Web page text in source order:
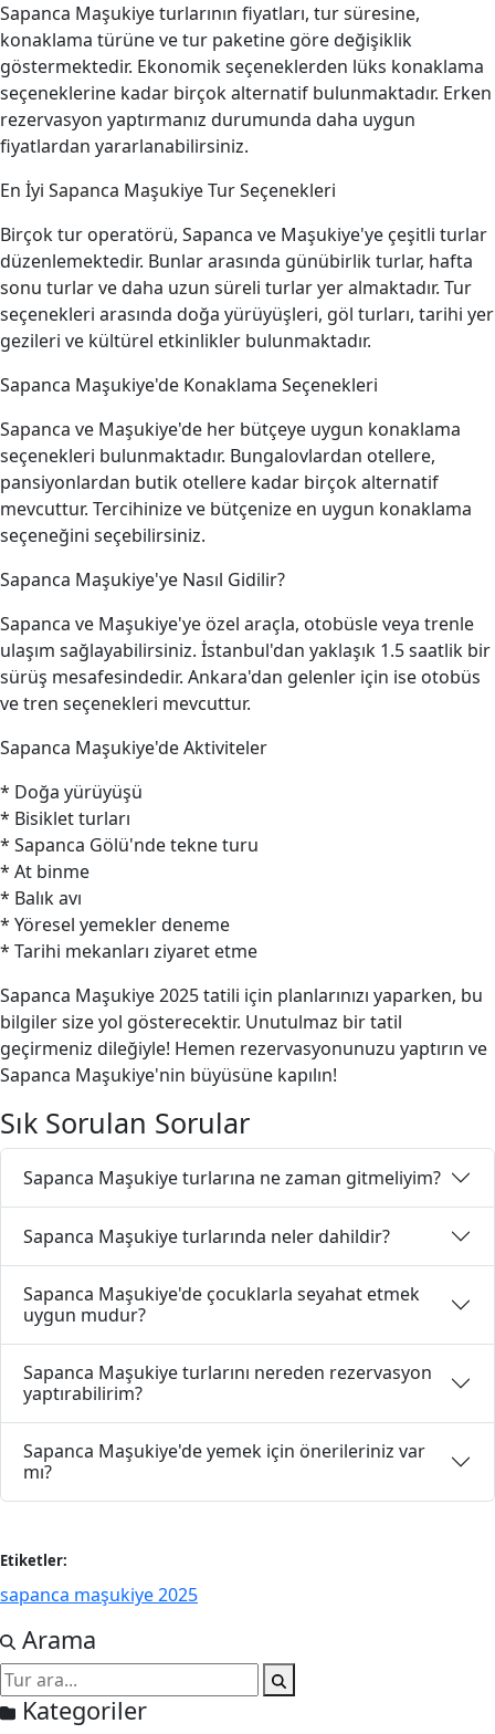
Sapanca Maşukiye turlarının fiyatları, tur süresine,
konaklama türüne ve tur paketine göre değişiklik
göstermektedir. Ekonomik seçeneklerden lüks konaklama
seçeneklerine kadar birçok alternatif bulunmaktadır. Erken
rezervasyon yaptırmanız durumunda daha uygun
fiyatlardan yararlanabilirsiniz.
En İyi Sapanca Maşukiye Tur Seçenekleri
Birçok tur operatörü, Sapanca ve Maşukiye'ye çeşitli turlar
düzenlemektedir. Bunlar arasında günübirlik turlar, hafta
sonu turlar ve daha uzun süreli turlar yer almaktadır. Tur
seçenekleri arasında doğa yürüyüşleri, göl turları, tarihi yer
gezileri ve kültürel etkinlikler bulunmaktadır.
Sapanca Maşukiye'de Konaklama Seçenekleri
Sapanca ve Maşukiye'de her bütçeye uygun konaklama
seçenekleri bulunmaktadır. Bungalovlardan otellere,
pansiyonlardan butik otellere kadar birçok alternatif
mevcuttur. Tercihinize ve bütçenize en uygun konaklama
seçeneğini seçebilirsiniz.
Sapanca Maşukiye'ye Nasıl Gidilir?
Sapanca ve Maşukiye'ye özel araçla, otobüsle veya trenle
ulaşım sağlayabilirsiniz. İstanbul'dan yaklaşık 1.5 saatlik bir
sürüş mesafesindedir. Ankara'dan gelenler için ise otobüs
ve tren seçenekleri mevcuttur.
Sapanca Maşukiye'de Aktiviteler
* Doğa yürüyüşü
* Bisiklet turları
* Sapanca Gölü'nde tekne turu
* At binme
* Balık avı
* Yöresel yemekler deneme
* Tarihi mekanları ziyaret etme
Sapanca Maşukiye 2025 tatili için planlarınızı yaparken, bu
bilgiler size yol gösterecektir. Unutulmaz bir tatil
geçirmeniz dileğiyle! Hemen rezervasyonunuzu yaptırın ve
Sapanca Maşukiye'nin büyüsüne kapılın!
Sık Sorulan Sorular
Sapanca Maşukiye turlarına ne zaman gitmeliyim?
Sapanca Maşukiye turlarında neler dahildir?
Sapanca Maşukiye'de çocuklarla seyahat etmek
uygun mudur?
Sapanca Maşukiye turlarını nereden rezervasyon
yaptırabilirim?
Sapanca Maşukiye'de yemek için önerileriniz var
mı?
Etiketler:
sapanca maşukiye 2025
Arama
Kategoriler